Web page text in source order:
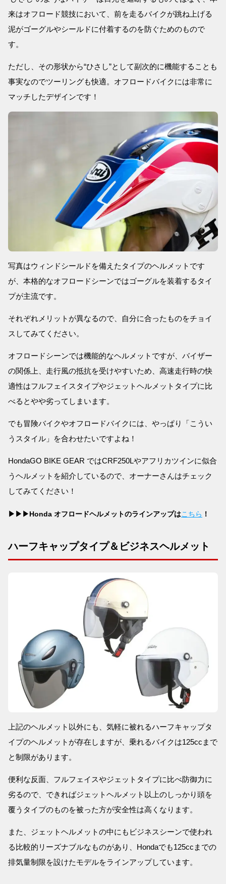
来はオフロード競技において、前を走るバイクが跳ね上げる
泥がゴーグルやシールドに付着するのを防ぐためのもので
す。
ただし、その形状から“ひさし”として副次的に機能することも
事実なのでツーリングも快適。オフロードバイクには非常に
マッチしたデザインです！
写真はウィンドシールドを備えたタイプのヘルメットです
が、本格的なオフロードシーンではゴーグルを装着するタイ
プが主流です。
それぞれメリットが異なるので、自分に合ったものをチョイ
スしてみてください。
オフロードシーンでは機能的なヘルメットですが、バイザー
の関係上、走行風の抵抗を受けやすいため、高速走行時の快
適性はフルフェイスタイプやジェットヘルメットタイプに比
べるとやや劣ってしまいます。
でも冒険バイクやオフロードバイクには、やっぱり「こうい
うスタイル」を合わせたいですよね！
HondaGO BIKE GEAR ではCRF250Lやアフリカツインに似合
うヘルメットを紹介しているので、オーナーさんはチェック
してみてください！
▶▶▶Honda オフロードヘルメットのラインアップはこちら ！
ハーフキャップタイプ＆ビジネスヘルメット
上記のヘルメット以外にも、気軽に被れるハーフキャップタ
イプのヘルメットが存在しますが、乗れるバイクは125ccまで
と制限があります。
便利な反面、フルフェイスやジェットタイプに比べ防御力に
劣るので、できればジェットヘルメット以上のしっかり頭を
覆うタイプのものを被った方が安全性は高くなります。
また、ジェットヘルメットの中にもビジネスシーンで使われ
る比較的リーズナブルなものがあり、Hondaでも125ccまでの
排気量制限を設けたモデルをラインアップしています。